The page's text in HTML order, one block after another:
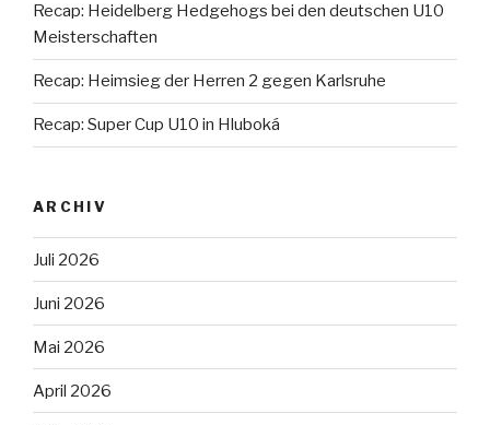
Recap: Heidelberg Hedgehogs bei den deutschen U10
Meisterschaften
Recap: Heimsieg der Herren 2 gegen Karlsruhe
Recap: Super Cup U10 in Hluboká
ARCHIV
Juli 2026
Juni 2026
Mai 2026
April 2026